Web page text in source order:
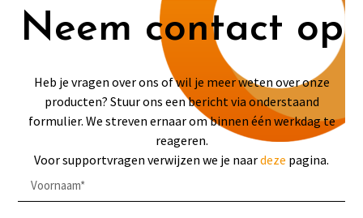
Neem contact op
Heb je vragen over ons of wil je meer weten over onze
producten? Stuur ons een bericht via onderstaand
formulier. We streven ernaar om binnen één werkdag te
reageren.
Voor supportvragen verwijzen we je naardeze pagina.